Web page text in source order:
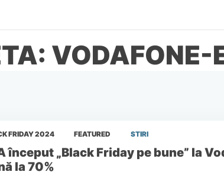
VODAFONE-
FRIDAY 2024 FEATURED STIRI
început „Black Friday pe bune” la
la 70%